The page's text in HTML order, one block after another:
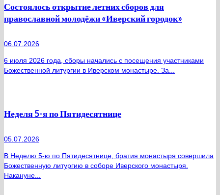
Состоялось открытие летних сборов для
православной молодёжи «Иверский городок»
06.07.2026
6 июля 2026 года, сборы начались с посещения участниками
Божественной литургии в Иверском монастыре. За...
Неделя 5-я по Пятидесятнице
05.07.2026
В Неделю 5-ю по Пятидесятнице, братия монастыря совершила
Божественную литургию в соборе Иверского монастыря.
Накануне...